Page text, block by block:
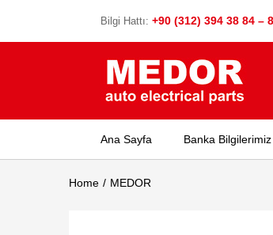
Bilgi Hattı: +90 (312) 394 38 84 –
Ana Sayfa Banka Bilgilerimiz
Home MEDOR